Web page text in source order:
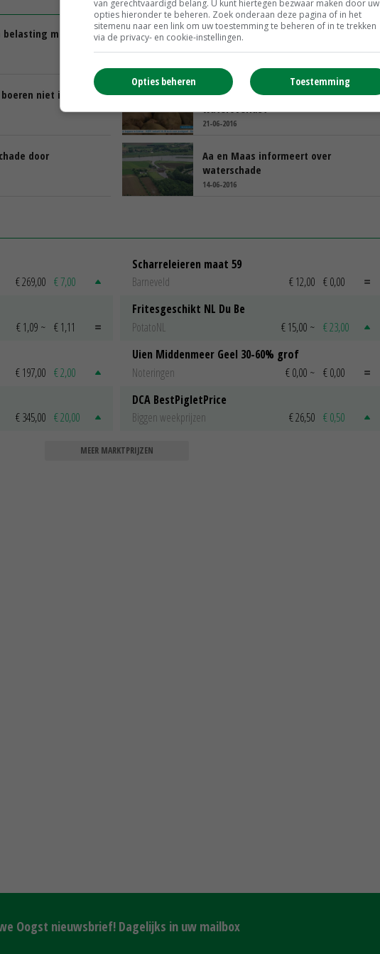
mogelijk
Van Dam: weerschade geen
nationale ramp
niet in de
TV: Miljoenenschade door
wateroverlast
21-06-2016
door
Aa en Maas informeert over
waterschade
14-06-2016
€ 269,00 € 7,00
€ 1,09 ~ € 1,11
€ 197,00 € 2,00
€ 345,00 € 20,00
Scharreleieren maat 59
Barneveld
€ 12,00 € 0,00
Fritesgeschikt NL Du Be
PotatoNL
€ 15,00 ~ € 23,00
Uien Middenmeer Geel 30-60% grof
Noteringen
€ 0,00 ~ € 0,00
DCA BestPigletPrice
Biggen weekprijzen
€ 26,50 € 0,50
MEER MARKTPRIJZEN
Oogst nieuwsbrief! Dagelijks in uw mailbox
van gerechtvaardigd belang. U kunt hiertegen bezwaar maken door uw
opties hieronder te beheren. Zoek onderaan deze pagina of in het
sitemenu naar een link om uw toestemming te beheren of in te trekken
via de privacy- en cookie-instellingen.
Toestemming
Opties beheren